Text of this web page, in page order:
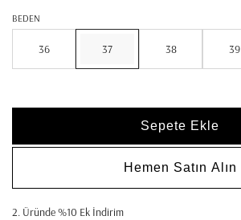
BEDEN
36 37 38 39
Sepete Ekle
Hemen Satın Alın
2. Üründe %10 Ek İndirim